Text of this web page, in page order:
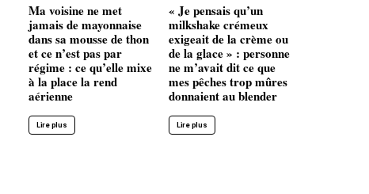
Ma voisine ne met
jamais de mayonnaise
dans sa mousse de thon
et ce n’est pas par
régime : ce qu’elle mixe
à la place la rend
aérienne
Lire plus
« Je pensais qu’un
milkshake crémeux
exigeait de la crème ou
de la glace » : personne
ne m’avait dit ce que
mes pêches trop mûres
donnaient au blender
Lire plus